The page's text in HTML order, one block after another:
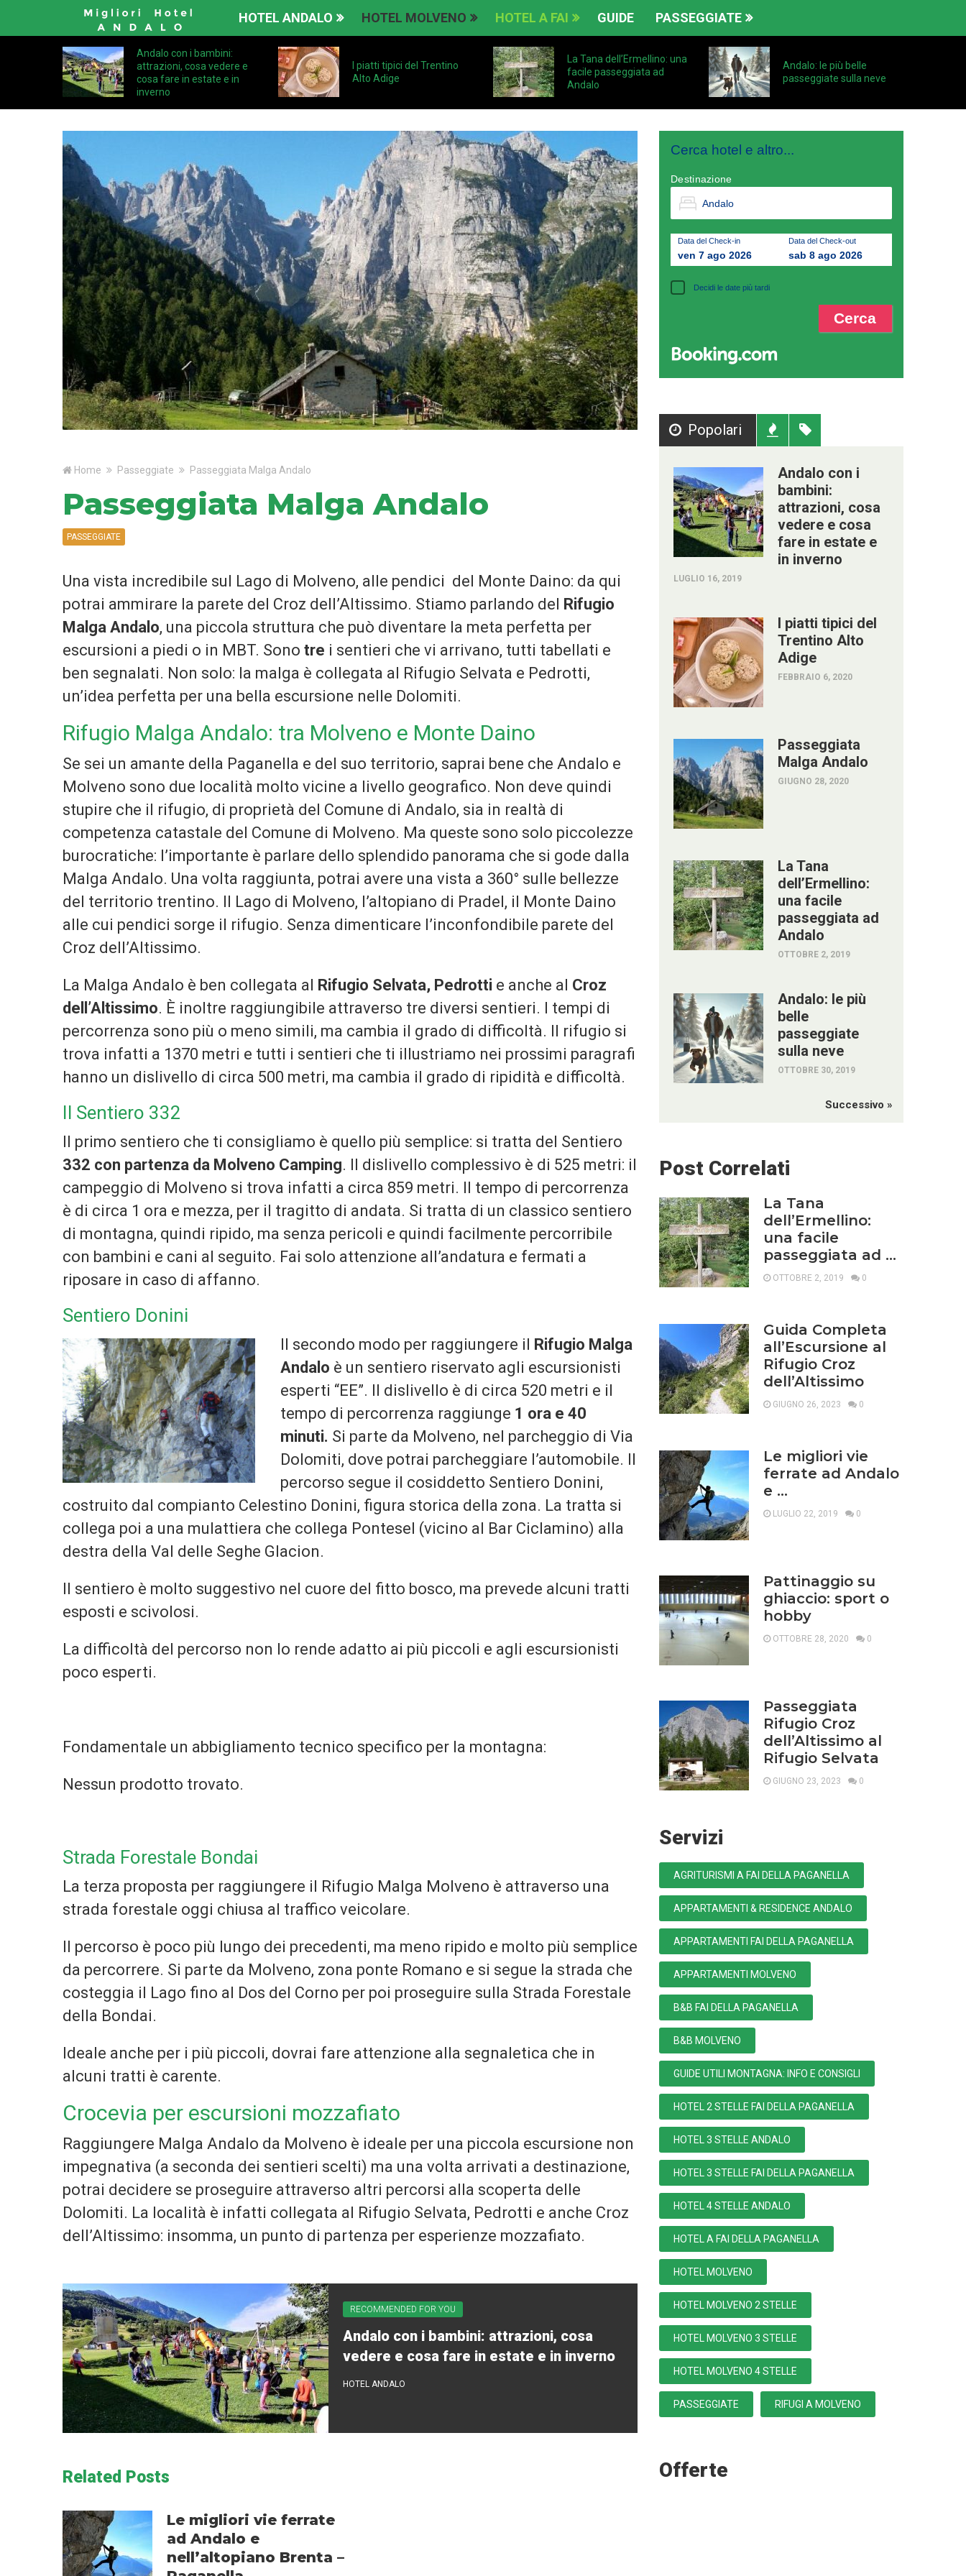
HOTEL ANDALO HOTEL MOLVENO HOTEL A FAI GUIDE PASSEGGIATE
Andalo con i bambini:
attrazioni, cosa vedere e
cosa fare in estate e in
inverno
I piatti tipici del Trentino
Alto Adige
La Tana dell’Ermellino: una
facile passeggiata ad
Andalo
Andalo: le più belle
passeggiate sulla neve
Home Passeggiate Passeggiata Malga Andalo
Passeggiata Malga Andalo
PASSEGGIATE
Una vista incredibile sul Lago di Molveno, alle pendici del Monte Daino: da qui
potrai ammirare la parete del Croz dell’Altissimo. Stiamo parlando del Rifugio
Malga Andalo, una piccola struttura che può diventare la meta perfetta per
escursioni a piedi o in MBT. Sono tre i sentieri che vi arrivano, tutti tabellati e
ben segnalati. Non solo: la malga è collegata al Rifugio Selvata e Pedrotti,
un’idea perfetta per una bella escursione nelle Dolomiti.
Rifugio Malga Andalo: tra Molveno e Monte Daino
Se sei un amante della Paganella e del suo territorio, saprai bene che Andalo e
Molveno sono due località molto vicine a livello geografico. Non deve quindi
stupire che il rifugio, di proprietà del Comune di Andalo, sia in realtà di
competenza catastale del Comune di Molveno. Ma queste sono solo piccolezze
burocratiche: l’importante è parlare dello splendido panorama che si gode dalla
Malga Andalo. Una volta raggiunta, potrai avere una vista a 360° sulle bellezze
del territorio trentino. Il Lago di Molveno, l’altopiano di Pradel, il Monte Daino
alle cui pendici sorge il rifugio. Senza dimenticare l’inconfondibile parete del
Croz dell’Altissimo.
La Malga Andalo è ben collegata al Rifugio Selvata, Pedrotti e anche al Croz
dell’Altissimo. È inoltre raggiungibile attraverso tre diversi sentieri. I tempi di
percorrenza sono più o meno simili, ma cambia il grado di difficoltà. Il rifugio si
trova infatti a 1370 metri e tutti i sentieri che ti illustriamo nei prossimi paragrafi
hanno un dislivello di circa 500 metri, ma cambia il grado di ripidità e difficoltà.
Il Sentiero 332
Il primo sentiero che ti consigliamo è quello più semplice: si tratta del Sentiero
332 con partenza da Molveno Camping. Il dislivello complessivo è di 525 metri: il
campeggio di Molveno si trova infatti a circa 859 metri. Il tempo di percorrenza
è di circa 1 ora e mezza, per il tragitto di andata. Si tratta di un classico sentiero
di montagna, quindi ripido, ma senza pericoli e quindi facilmente percorribile
con bambini e cani al seguito. Fai solo attenzione all’andatura e fermati a
riposare in caso di affanno.
Sentiero Donini
Il secondo modo per raggiungere il Rifugio Malga
Andalo è un sentiero riservato agli escursionisti
esperti “EE”. Il dislivello è di circa 520 metri e il
tempo di percorrenza raggiunge 1 ora e 40
minuti. Si parte da Molveno, nel parcheggio di Via
Dolomiti, dove potrai parcheggiare l’automobile. Il
percorso segue il cosiddetto Sentiero Donini,
costruito dal compianto Celestino Donini, figura storica della zona. La tratta si
collega poi a una mulattiera che collega Pontesel (vicino al Bar Ciclamino) alla
destra della Val delle Seghe Glacion.
Il sentiero è molto suggestivo nel cuore del fitto bosco, ma prevede alcuni tratti
esposti e scivolosi.
La difficoltà del percorso non lo rende adatto ai più piccoli e agli escursionisti
poco esperti.
Fondamentale un abbigliamento tecnico specifico per la montagna:
Nessun prodotto trovato.
Strada Forestale Bondai
La terza proposta per raggiungere il Rifugio Malga Molveno è attraverso una
strada forestale oggi chiusa al traffico veicolare.
Il percorso è poco più lungo dei precedenti, ma meno ripido e molto più semplice
da percorrere. Si parte da Molveno, zona ponte Romano e si segue la strada che
costeggia il Lago fino al Dos del Corno per poi proseguire sulla Strada Forestale
della Bondai.
Ideale anche per i più piccoli, dovrai fare attenzione alla segnaletica che in
alcuni tratti è carente.
Crocevia per escursioni mozzafiato
Raggiungere Malga Andalo da Molveno è ideale per una piccola escursione non
impegnativa (a seconda dei sentieri scelti) ma una volta arrivati a destinazione,
potrai decidere se proseguire attraverso altri percorsi alla scoperta delle
Dolomiti. La località è infatti collegata al Rifugio Selvata, Pedrotti e anche Croz
dell’Altissimo: insomma, un punto di partenza per esperienze mozzafiato.
RECOMMENDED FOR YOU
Andalo con i bambini: attrazioni, cosa
vedere e cosa fare in estate e in inverno
HOTEL ANDALO
Related Posts
Le migliori vie ferrate
ad Andalo e
nell’altopiano Brenta –
Cerca hotel e altro...
Destinazione
Data del Check-in
ven 7 ago 2026
Data del Check-out
sab 8 ago 2026
Decidi le date più tardi
Popolari Recenti
Andalo con i
bambini:
attrazioni, cosa
vedere e cosa
fare in estate e
in inverno
LUGLIO 16, 2019
I piatti tipici del
Trentino Alto
Adige
FEBBRAIO 6, 2020
Passeggiata
Malga Andalo
GIUGNO 28, 2020
La Tana
dell’Ermellino:
una facile
passeggiata ad
Andalo
OTTOBRE 2, 2019
Andalo: le più
belle
passeggiate
sulla neve
OTTOBRE 30, 2019
Successivo »
Post Correlati
La Tana
dell’Ermellino:
una facile
passeggiata ad …
OTTOBRE 2, 2019 0
Guida Completa
all’Escursione al
Rifugio Croz
dell’Altissimo
GIUGNO 26, 2023 0
Le migliori vie
ferrate ad Andalo
e …
LUGLIO 22, 2019 0
Pattinaggio su
ghiaccio: sport o
hobby
OTTOBRE 28, 2020 0
Passeggiata
Rifugio Croz
dell’Altissimo al
Rifugio Selvata
GIUGNO 23, 2023 0
Servizi
AGRITURISMI A FAI DELLA PAGANELLA
APPARTAMENTI & RESIDENCE ANDALO
APPARTAMENTI FAI DELLA PAGANELLA
APPARTAMENTI MOLVENO
B&B FAI DELLA PAGANELLA
B&B MOLVENO
GUIDE UTILI MONTAGNA: INFO E CONSIGLI
HOTEL 2 STELLE FAI DELLA PAGANELLA
HOTEL 3 STELLE ANDALO
HOTEL 3 STELLE FAI DELLA PAGANELLA
HOTEL 4 STELLE ANDALO
HOTEL A FAI DELLA PAGANELLA
HOTEL MOLVENO
HOTEL MOLVENO 2 STELLE
HOTEL MOLVENO 3 STELLE
HOTEL MOLVENO 4 STELLE
PASSEGGIATE RIFUGI A MOLVENO
Offerte